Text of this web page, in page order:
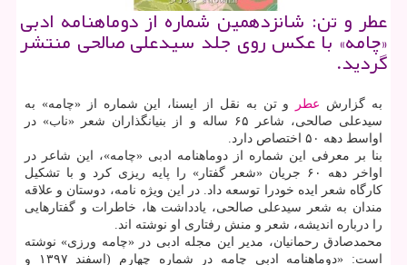
عطر و تن: شانزدهمین شماره از دوماهنامه ادبی
«چامه» با عکس روی جلد سیدعلی صالحی منتشر
گردید.
به گزارش عطر
و تن به نقل از ایسنا، این شماره از «چامه» به
سیدعلی صالحی، شاعر ۶۵ ساله و از بنیانگذاران شعر «ناب» در
اواسط دهه ۵۰ اختصاص دارد.
بنا بر معرفی این شماره از دوماهنامه ادبی «چامه»، این شاعر در
اواخر دهه ۶۰ جریان «شعر گفتار» را پایه ریزی کرد و با تشکیل
کارگاه شعر ایده خودرا توسعه داد. در این ویژه نامه، دوستان و علاقه
مندان به شعر سیدعلی صالحی، یادداشت ها، خاطرات و گفتارهایی
را درباره اندیشه، شعر و منش رفتاری او نوشته اند.
محمدصادق رحمانیان، مدیر این مجله ادبی در «چامه ورزی» نوشته
است: «دوماهنامه ادبی چامه در شماره چهارم (اسفند ۱۳۹۷ و